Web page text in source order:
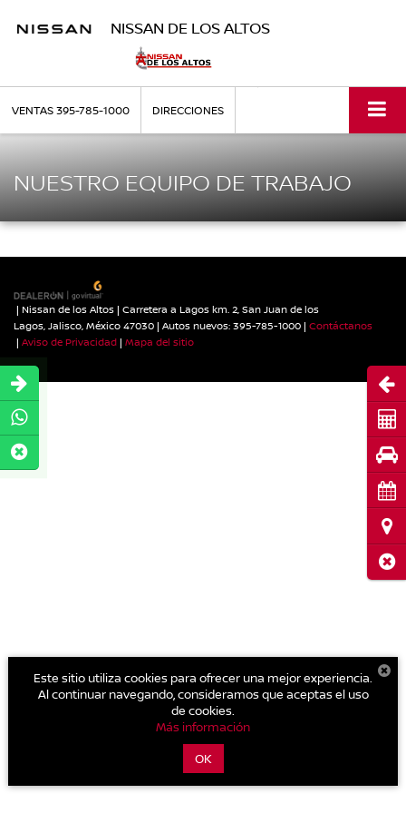
NISSAN DE LOS ALTOS
VENTAS395-785-1000 DIRECCIONES
NUESTRO EQUIPO DE TRABAJO
| Nissan de los Altos | Carretera a Lagos km. 2, San Juan de los
Lagos, Jalisco, México 47030 | Autos nuevos: 395-785-1000 | Contáctanos
| Aviso de Privacidad | Mapa del sitio
Este sitio utiliza cookies para ofrecer una mejor experiencia.
Al continuar navegando, consideramos que aceptas el uso
de cookies.
Más información
OK